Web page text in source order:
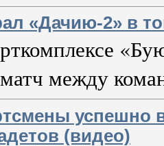
«Дачию-2» в
между
(видео)